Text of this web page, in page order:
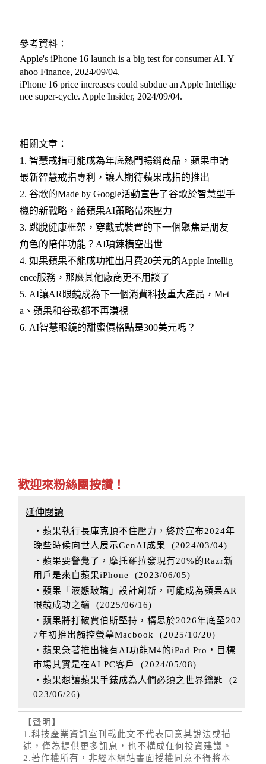
參考資料：
Apple's iPhone 16 launch is a big test for consumer AI. Y
ahoo Finance, 2024/09/04.
iPhone 16 price increases could subdue an Apple Intellige
nce super-cycle. Apple Insider, 2024/09/04.
相關文章：
1. 智慧戒指可能成為年底熱門暢銷商品，蘋果申請
最新智慧戒指專利，讓人期待蘋果戒指的推出
2. 谷歌的Made by Google活動宣告了谷歌於智慧型手
機的新戰略，給蘋果AI策略帶來壓力
3. 跳脫健康框架，穿戴式裝置的下一個聚焦是朋友
角色的陪伴功能？AI項鍊横空出世
4. 如果蘋果不能成功推出月費20美元的Apple Intellig
ence服務，那麼其他廠商更不用談了
5. AI讓AR眼鏡成為下一個消費科技重大產品，Met
a、蘋果和谷歌都不再漠視
6. AI智慧眼鏡的甜蜜價格點是300美元嗎？
歡迎來粉絲團按讚！
延伸閱讀
‧蘋果執行長庫克頂不住壓力，終於宣布2024年
晚些時候向世人展示GenAI成果
(2024/03/04)
‧蘋果要警覺了，摩托羅拉發現有20%的Razr新
用戶是來自蘋果iPhone
(2023/06/05)
‧蘋果「液態玻璃」設計創新，可能成為蘋果AR
眼鏡成功之鑰 (2025/06/16)
‧蘋果將打破賈伯斯堅持，構思於2026年底至202
7年初推出觸控螢幕Macbook
(2025/10/20)
‧蘋果急著推出擁有AI功能M4的iPad Pro，目標
市場其實是在AI PC客戶
(2024/05/08)
‧蘋果想讓蘋果手錶成為人們必須之世界鑰匙
(2
023/06/26)
【聲明】
1.科技產業資訊室刊載此文不代表同意其說法或描
述，僅為提供更多訊息，也不構成任何投資建議。
2.著作權所有，非經本網站書面授權同意不得將本